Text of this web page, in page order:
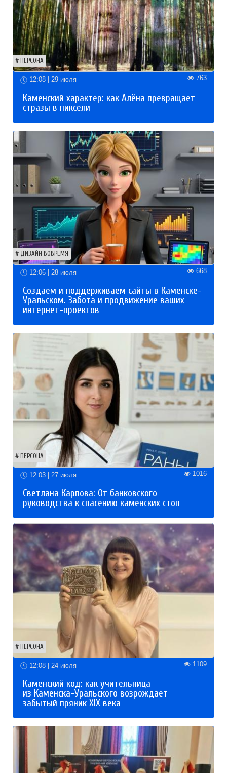
ПЕРСОНА
12:08 | 29 июля 763
Каменский характер: как Алёна превращает
стразы в пиксели
ДИЗАЙН ВОВРЕМЯ
12:06 | 28 июля 668
Создаем и поддерживаем сайты в Каменске-
Уральском. Забота и продвижение ваших
интернет-проектов
ПЕРСОНА
12:03 | 27 июля 1016
Светлана Карпова: От банковского
руководства к спасению каменских стоп
ПЕРСОНА
12:08 | 24 июля 1109
Каменский код: как учительница
из Каменска-Уральского возрождает
забытый пряник XIX века